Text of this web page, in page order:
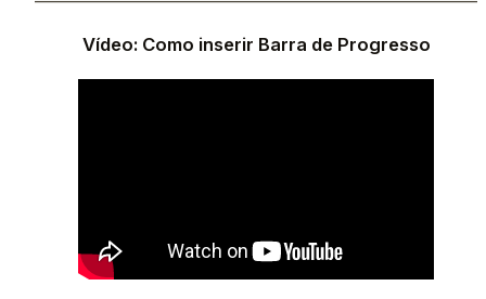
Vídeo: Como inserir Barra de Progresso